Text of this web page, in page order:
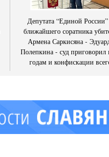
Депутата “Единой
ближайшего соратника
Армена Саркисяна -
Полепкина - суд приговорил
годам и конфискации